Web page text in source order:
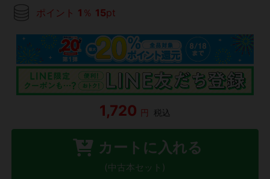
ポイント 1 ％ 15pt
1,720 円 税込
カートに入れる
(中古本セット)